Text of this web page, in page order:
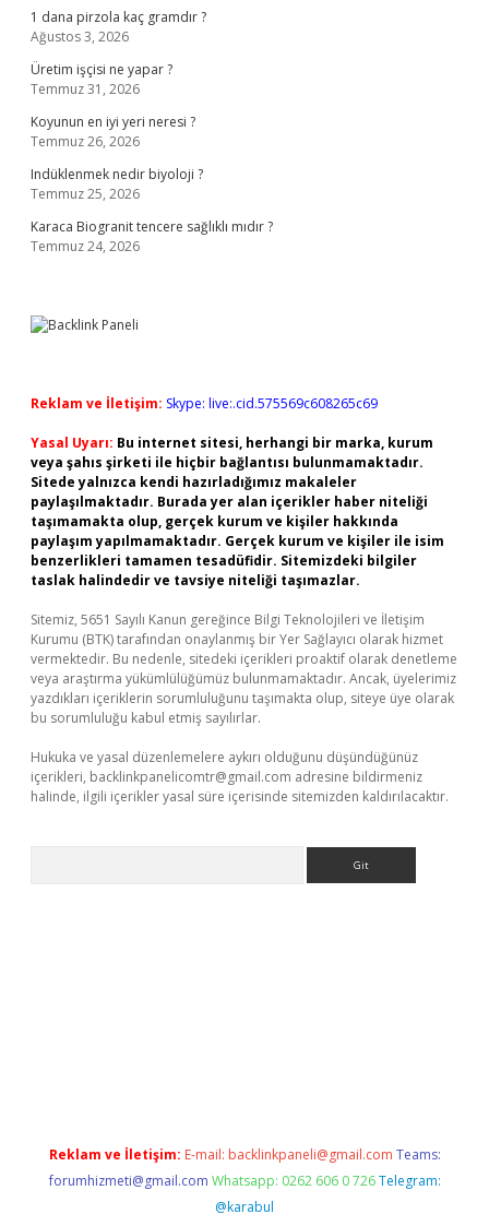
1 dana pirzola kaç gramdır ?
Ağustos 3, 2026
Üretim işçisi ne yapar ?
Temmuz 31, 2026
Koyunun en iyi yeri neresi ?
Temmuz 26, 2026
Indüklenmek nedir biyoloji ?
Temmuz 25, 2026
Karaca Biogranit tencere sağlıklı mıdır ?
Temmuz 24, 2026
Reklam ve İletişim: Skype: live:.cid.575569c608265c69
Yasal Uyarı: Bu internet sitesi, herhangi bir marka, kurum
veya şahıs şirketi ile hiçbir bağlantısı bulunmamaktadır.
Sitede yalnızca kendi hazırladığımız makaleler
paylaşılmaktadır. Burada yer alan içerikler haber niteliği
taşımamakta olup, gerçek kurum ve kişiler hakkında
paylaşım yapılmamaktadır. Gerçek kurum ve kişiler ile isim
benzerlikleri tamamen tesadüfidir. Sitemizdeki bilgiler
taslak halindedir ve tavsiye niteliği taşımazlar.
Sitemiz, 5651 Sayılı Kanun gereğince Bilgi Teknolojileri ve İletişim
Kurumu (BTK) tarafından onaylanmış bir Yer Sağlayıcı olarak hizmet
vermektedir. Bu nedenle, sitedeki içerikleri proaktif olarak denetleme
veya araştırma yükümlülüğümüz bulunmamaktadır. Ancak, üyelerimiz
yazdıkları içeriklerin sorumluluğunu taşımakta olup, siteye üye olarak
bu sorumluluğu kabul etmiş sayılırlar.
Hukuka ve yasal düzenlemelere aykırı olduğunu düşündüğünüz
içerikleri, backlinkpanelicomtr@gmail.com adresine bildirmeniz
halinde, ilgili içerikler yasal süre içerisinde sitemizden kaldırılacaktır.
Reklam ve İletişim: E-mail: backlinkpaneli@gmail.com Teams:
forumhizmeti@gmail.com Whatsapp: 0262 606 0 726 Telegram:
@karabul